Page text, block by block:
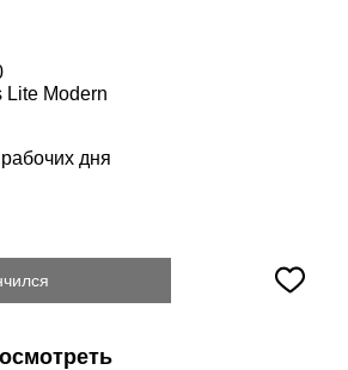
Lite Modern
дня